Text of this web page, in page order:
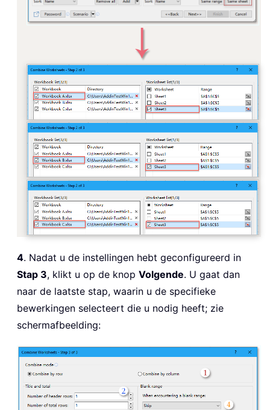
4. Nadat u de instellingen hebt geconfigureerd in
Stap 3, klikt u op de knop Volgende. U gaat dan
naar de laatste stap, waarin u de specifieke
bewerkingen selecteert die u nodig heeft; zie
schermafbeelding: